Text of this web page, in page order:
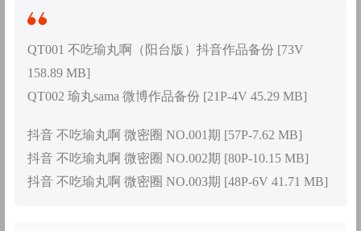
QT001 不吃瑜丸啊（阳台版）抖音作品备份 [73V
158.89 MB]
QT002 瑜丸sama 微博作品备份 [21P-4V 45.29 MB]
抖音 不吃瑜丸啊 微密圈 NO.001期 [57P-7.62 MB]
抖音 不吃瑜丸啊 微密圈 NO.002期 [80P-10.15 MB]
抖音 不吃瑜丸啊 微密圈 NO.003期 [48P-6V 41.71 MB]